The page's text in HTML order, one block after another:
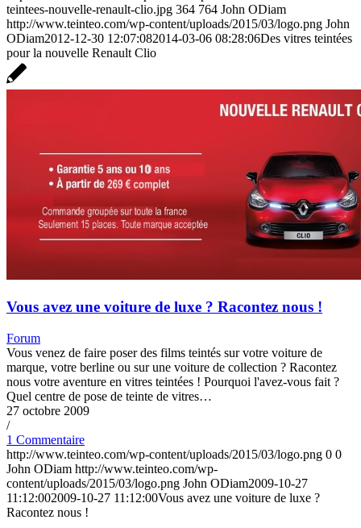
teintees-nouvelle-renault-clio.jpg 364 764 John ODiam
http://www.teinteo.com/wp-content/uploads/2015/03/logo.png John
ODiam2012-12-30 12:07:082014-03-06 08:28:06Des vitres teintées
pour la nouvelle Renault Clio
Vous avez une voiture de luxe ? Racontez nous !
Forum
Vous venez de faire poser des films teintés sur votre voiture de
marque, votre berline ou sur une voiture de collection ? Racontez
nous votre aventure en vitres teintées ! Pourquoi l'avez-vous fait ?
Quel centre de pose de teinte de vitres…
27 octobre 2009
/
1 Commentaire
http://www.teinteo.com/wp-content/uploads/2015/03/logo.png 0 0
John ODiam http://www.teinteo.com/wp-
content/uploads/2015/03/logo.png John ODiam2009-10-27
11:12:002009-10-27 11:12:00Vous avez une voiture de luxe ?
Racontez nous !